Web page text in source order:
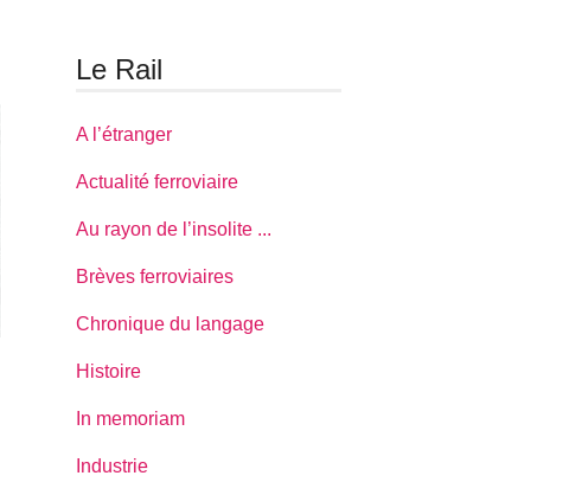
Le Rail
A l’étranger
Actualité ferroviaire
Au rayon de l’insolite ...
Brèves ferroviaires
Chronique du langage
Histoire
In memoriam
Industrie